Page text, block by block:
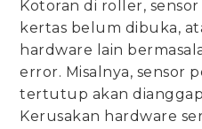
Kotoran di roller,
kertas belum dibuka,
hardware lain
error. Misalnya, sensor
tertutup akan
Kerusakan hardware